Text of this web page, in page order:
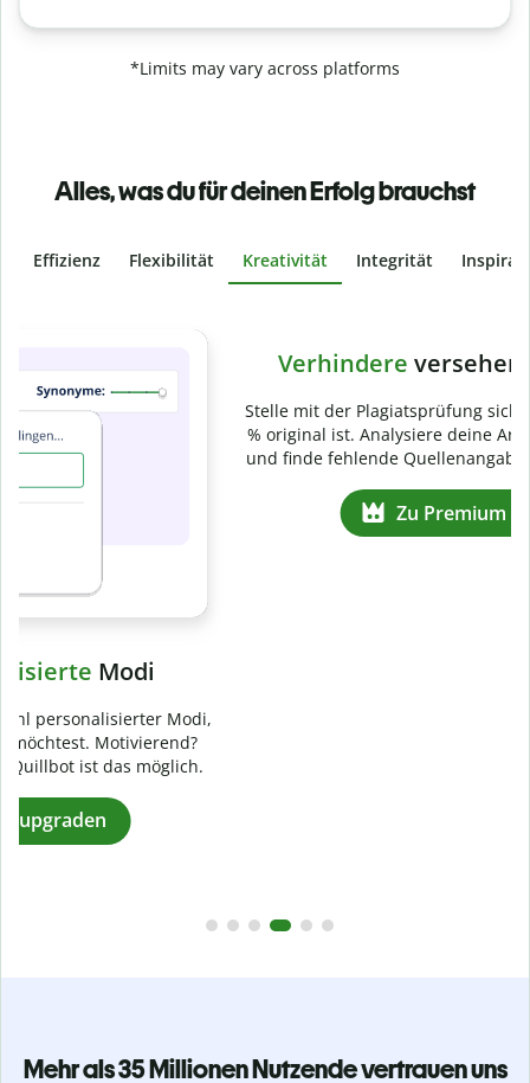
*Limits may vary across platforms
Alles, was du für deinen Erfolg brauchst
Effizienz Flexibilität Kreativität Integrität
Verhindere
Stelle mit der Plagiatsprüfung sicher, dass dein Text zu 100
% original ist. Analysiere deine Arbeit in Sekundenschnelle
und finde fehlende Quellenangaben in über 100 Sprachen.
Mehr als 35 Millionen Nutzende vertrauen uns